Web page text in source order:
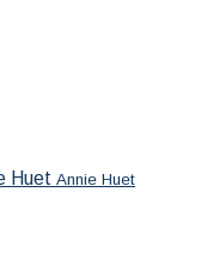
Huet Annie Huet